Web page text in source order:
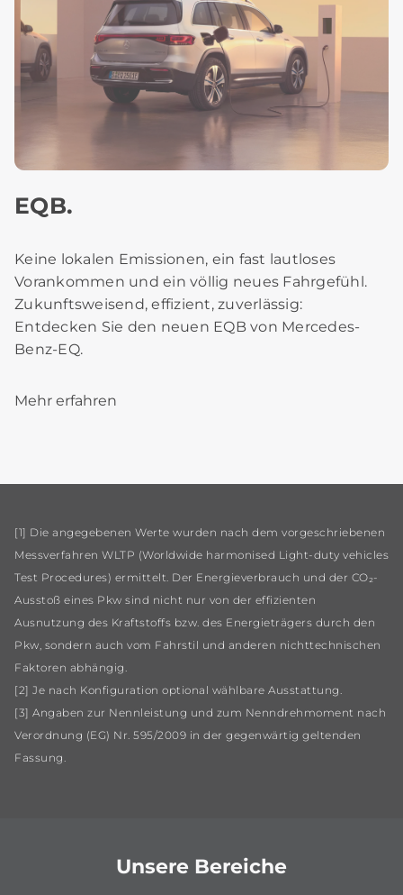
EQB.
Keine lokalen Emissionen, ein fast lautloses
Vorankommen und ein völlig neues Fahrgefühl.
Zukunftsweisend, effizient, zuverlässig:
Entdecken Sie den neuen EQB von Mercedes-
Benz-EQ.
Mehr erfahren
[1] Die angegebenen Werte wurden nach dem vorgeschriebenen
Messverfahren WLTP (Worldwide harmonised Light-duty vehicles
Test Procedures) ermittelt. Der Energieverbrauch und der CO₂-
Ausstoß eines Pkw sind nicht nur von der effizienten
Ausnutzung des Kraftstoffs bzw. des Energieträgers durch den
Pkw, sondern auch vom Fahrstil und anderen nichttechnischen
Faktoren abhängig.
[2] Je nach Konfiguration optional wählbare Ausstattung.
[3] Angaben zur Nennleistung und zum Nenndrehmoment nach
Verordnung (EG) Nr. 595/2009 in der gegenwärtig geltenden
Fassung.
Unsere Bereiche